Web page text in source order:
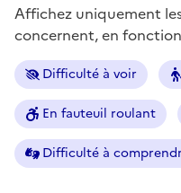
Affichez uniquement
concernent, en
Difficulté à voir
En fauteuil roulant
Difficulté à